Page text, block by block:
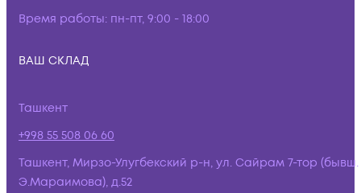
Время работы: пн-пт, 9:00 - 18:00
ВАШ СКЛАД
Ташкент
+998 55 508 06 60
Ташкент, Мирзо-Улугбекский р-н, ул. Сайрам 7-тор (бывш.
Э.Мараимова), д.52